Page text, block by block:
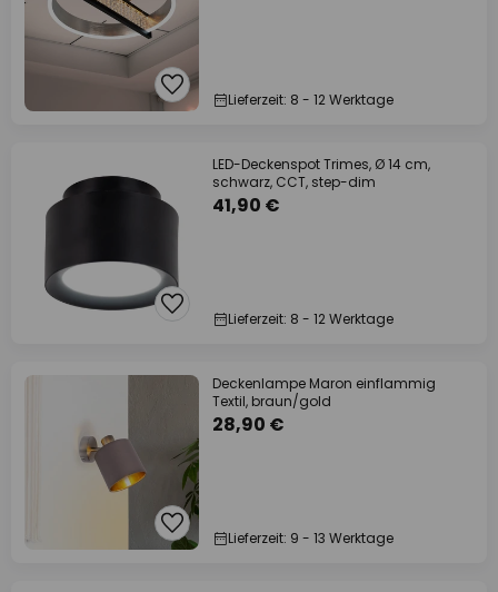
Lieferzeit: 8 - 12 Werktage
LED-Deckenspot Trimes, Ø 14 cm,
schwarz, CCT, step-dim
41,90 €
Lieferzeit: 8 - 12 Werktage
Deckenlampe Maron einflammig
Textil, braun/gold
28,90 €
Lieferzeit: 9 - 13 Werktage